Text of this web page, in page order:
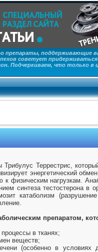
поддерживающие
советует
Подчеркиваем, что только
Трибулус Террестрис,
энергетический
к физическим нагрузкам.
синтеза тестостерона в
катаболизм
препаратом,
в тканях;
веществ;
(особенно в условиях